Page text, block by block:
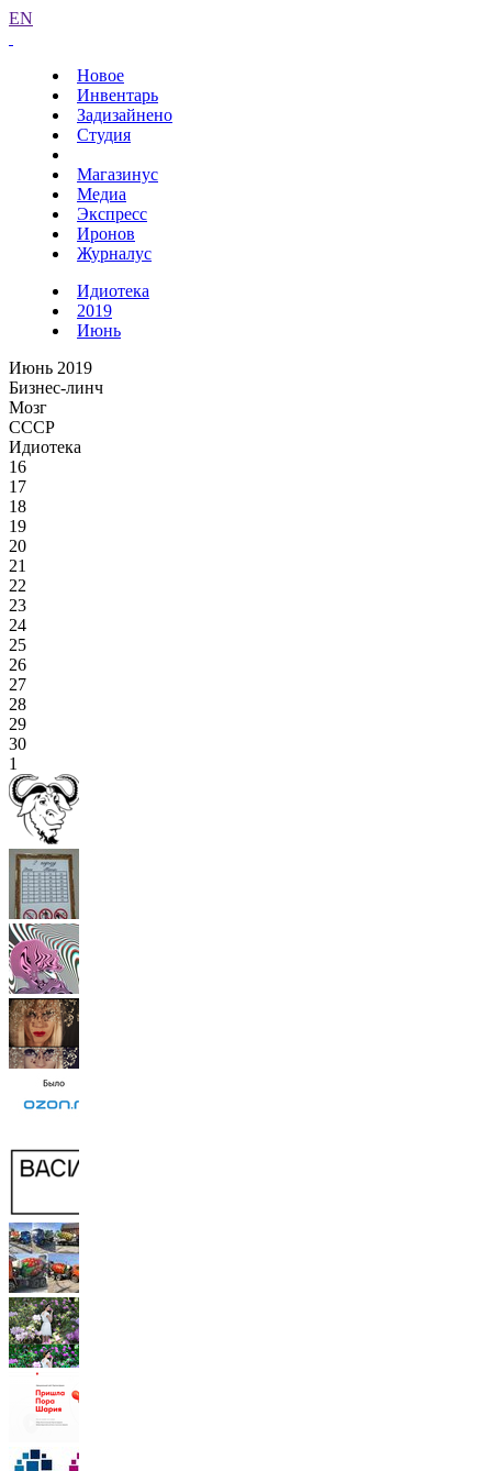
EN
Новое
Инвентарь
Задизайнено
Студия
Магазинус
Медиа
Экспресс
Иронов
Журналус
Идиотека
2019
Июнь
Июнь 2019
Бизнес-линч
Мозг
СССР
Идиотека
16
17
18
19
20
21
22
23
24
25
26
27
28
29
30
1